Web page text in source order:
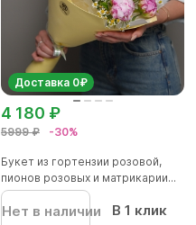
Доставка 0₽
5999 ₽ -30%
4 180 ₽
Букет из гортензии розовой,
пионов розовых и матрикарии...
Нет в наличии В 1 клик